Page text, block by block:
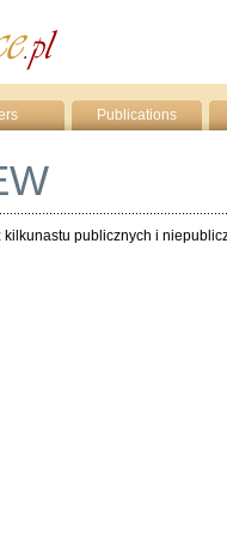
Publications
kilkunastu publicznych i